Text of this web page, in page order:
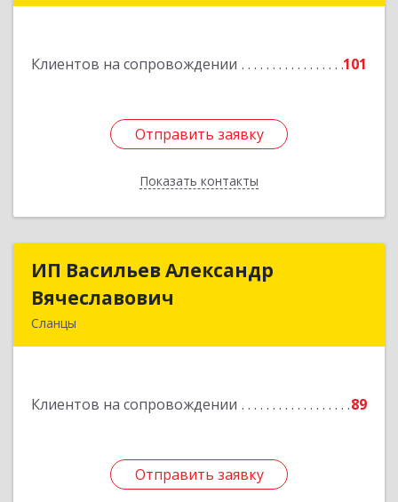
Клиентов на сопровождении 101
Отправить заявку
Показать контакты
Отправить заявку
Назад
ИП Васильев Александр
Вячеславович
Сланцы
Клиентов на сопровождении 89
Отправить заявку
ИП Васильев Александр
Подробнее
Отправить заявку